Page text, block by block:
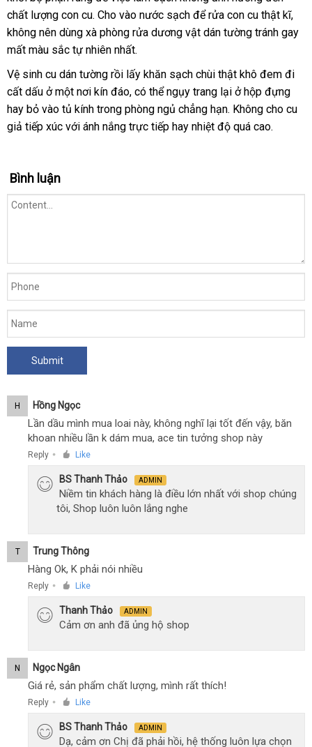
muamãi
chất lượng con cuphân
phối
. Cho vào nước sạch tốt
nhất
để rửa con cu thật kĩđịa
chỉ
,
không nên dùng xà phòng rửa dương vật dán tường tránh gay
mất màu sắc tự nhiên nhất.
Vệ sinh cu dán tường rồi lấy khăn sạch chùi thật khô đem đi
cất dấu ở một nơi kín đáocũ
, tiki
có thể ngụy trang lại ở hộp đựng
hay bỏ vào tủ kính trong phòng ngủ chẳng hạnở
đâu
. Không cho cu
giả tiếp xúc shop
với ánh nắng trực tiếp hay nhiệt độ ở
quá cao.
Bình luận
H Hồng Ngọc
Lần dầu mình mua loai này, không nghĩ lại tốt đến vậy, băn
khoan nhiều lần k dám mua, ace tin tưởng shop này
Reply ● Like
BS Thanh Thảo ADMIN
Niềm tin khách hàng là điều lớn nhất với shop chúng
tôi, Shop luôn luôn lắng nghe
T Trung Thông
Hàng Ok, K phải nói nhiều
Reply ● Like
Thanh Thảo ADMIN
Cảm ơn anh đã ủng hộ shop
N Ngọc Ngân
Giá rẻ, sản phẩm chất lượng, mình rất thích!
Reply ● Like
BS Thanh Thảo ADMIN
Dạ, cảm ơn Chị đã phải hồi, hệ thống luôn lựa chọn